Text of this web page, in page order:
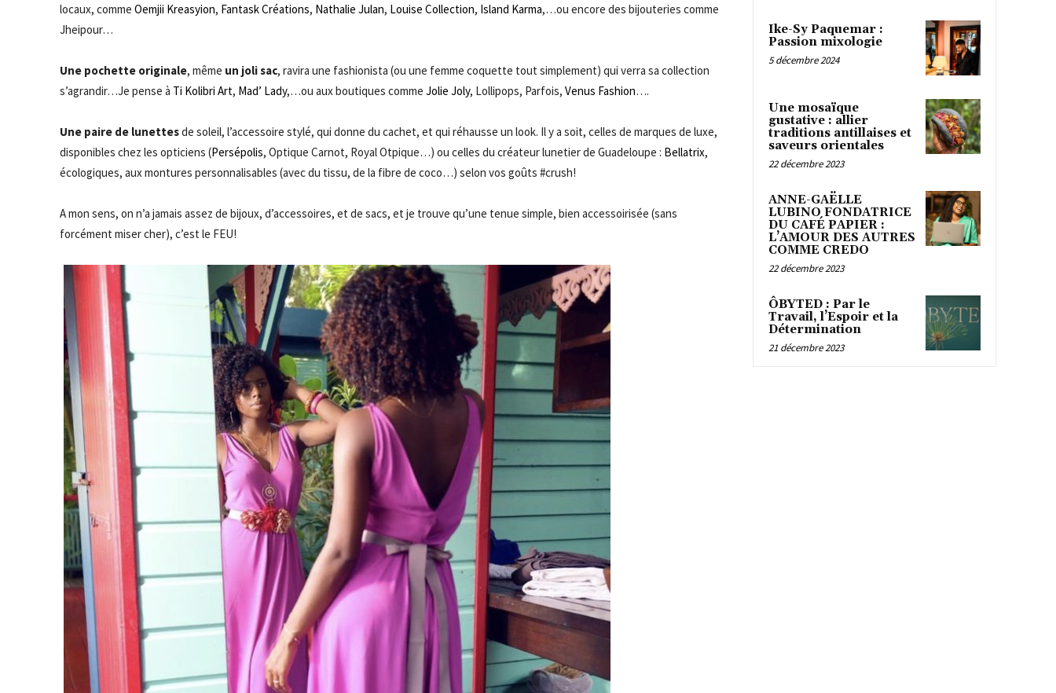
locaux, comme Oemjii Kreasyion, Fantask Créations, Nathalie Julan, Louise Collection, Island Karma,…ou encore des bijouteries comme
Jheipour…
Une pochette originale, même un joli sac, ravira une fashionista (ou une femme coquette tout simplement) qui verra sa collection
s’agrandir…Je pense à Ti Kolibri Art, Mad’ Lady,…ou aux boutiques comme Jolie Joly, Lollipops, Parfois, Venus Fashion….
Une paire de lunettesde soleil, l’accessoire stylé, qui donne du cachet, et qui réhausse un look. Il y a soit, celles de marques de luxe,
disponibles chez les opticiens (Persépolis, Optique Carnot, Royal Otpique…) ou celles du créateur lunetier de Guadeloupe : Bellatrix,
écologiques, aux montures personnalisables (avec du tissu, de la fibre de coco…) selon vos goûts #crush!
A mon sens, on n’a jamais assez de bijoux, d’accessoires, et de sacs, et je trouve qu’une tenue simple, bien accessoirisée (sans
forcément miser cher), c’est le FEU!
Ike-Sy Paquemar :
Passion mixologie
5 décembre 2024
Une mosaïque
gustative : allier
traditions antillaises et
saveurs orientales
22 décembre 2023
ANNE-GAËLLE
LUBINO FONDATRICE
DU CAFÉ PAPIER :
L’AMOUR DES AUTRES
COMME CREDO
22 décembre 2023
ÔBYTED : Par le
Travail, l’Espoir et la
Détermination
21 décembre 2023